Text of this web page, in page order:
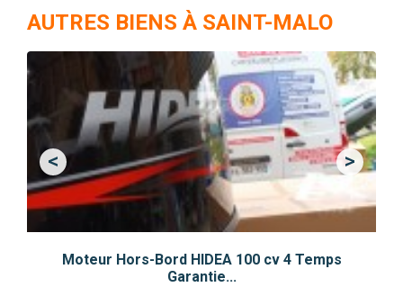
AUTRES BIENS À SAINT-MALO
Moteur Hors-Bord HIDEA 100 cv 4 Temps
Garantie...
<Previous >Next